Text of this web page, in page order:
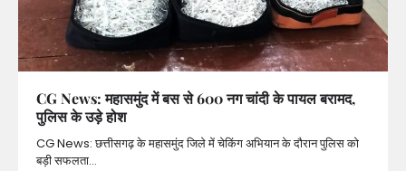
CG News: महासमुंद में बस से 600 नग चांदी के पायल बरामद,
पुलिस के उड़े होश
CG News: छत्तीसगढ़ के महासमुंद जिले में चेकिंग अभियान के दौरान पुलिस को
बड़ी सफलता…